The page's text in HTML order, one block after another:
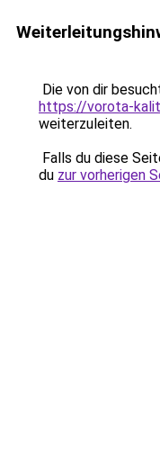
Die von dir
https://vorota-
weiterzuleiten.
Falls du diese
du zur vorherigen